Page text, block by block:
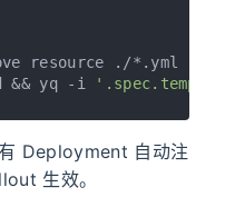
resource ./*.yml
&& yq -i
Deployment 自动注
生效。